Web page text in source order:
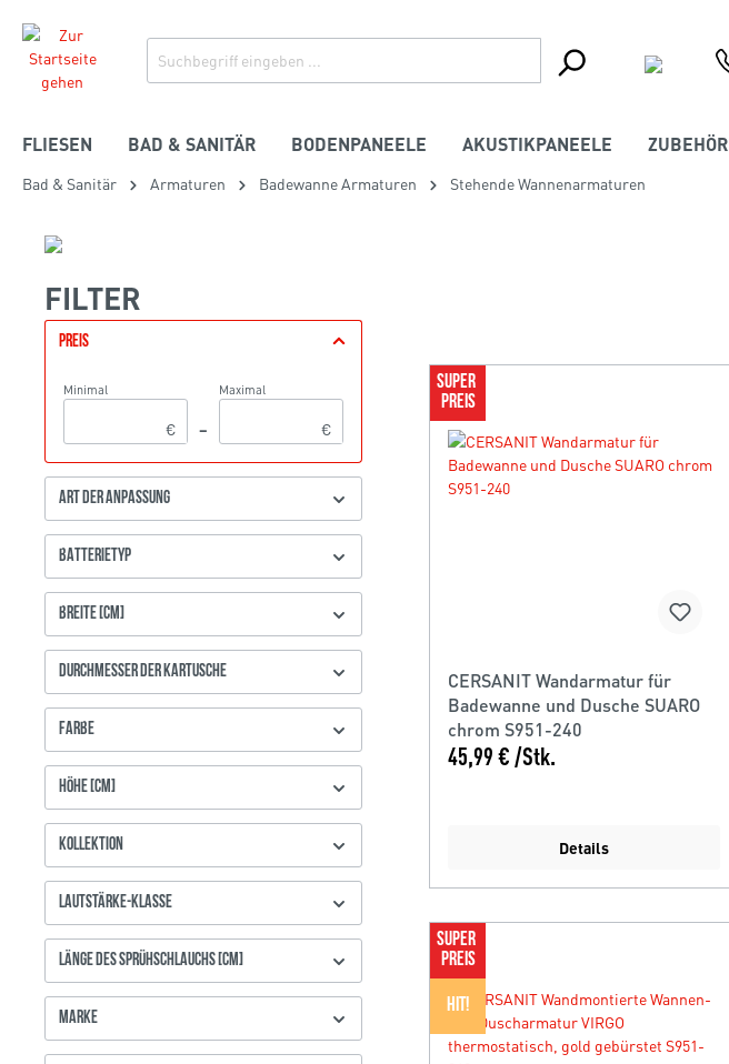
FLIESEN BAD & SANITÄR BODENPANEELE AKUSTIKPANEELE ZUBEHÖR
Bad & Sanitär Armaturen Badewanne Armaturen Stehende Wannenarmaturen
FILTER
PREIS
Minimal
€ –
Maximal
€
ART DER ANPASSUNG
BATTERIETYP
BREITE [CM]
DURCHMESSER DER KARTUSCHE
FARBE
HÖHE [CM]
KOLLEKTION
LAUTSTÄRKE-KLASSE
LÄNGE DES SPRÜHSCHLAUCHS [CM]
MARKE
SUPER
PREIS
CERSANIT Wandarmatur für
Badewanne und Dusche SUARO
chrom S951-240
45,99 € /Stk.
Details
SUPER
PREIS
HIT!